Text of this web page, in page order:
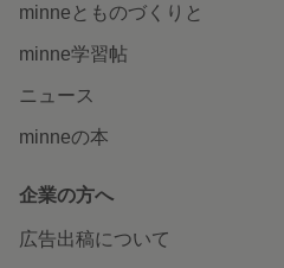
minneとものづくりと
minne学習帖
ニュース
minneの本
企業の方へ
広告出稿について